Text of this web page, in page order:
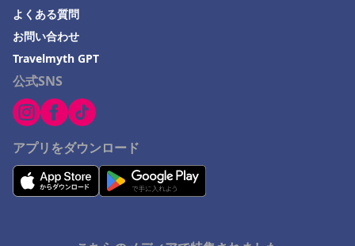
公式SNS
アプリをダウンロード
よくある質問
お問い合わせ
Travelmyth GPT